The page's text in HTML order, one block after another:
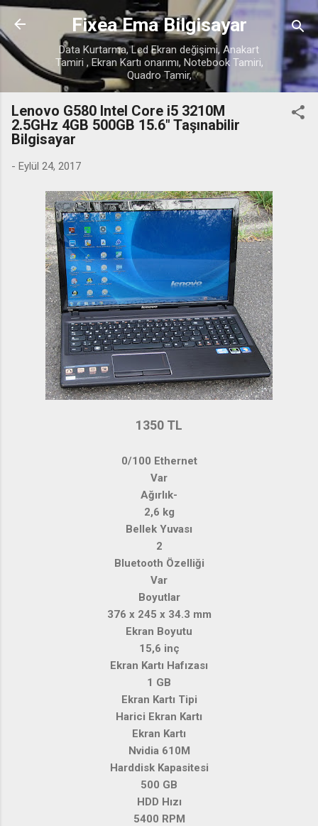
Ana içeriğe atla
Fixea Ema Bilgisayar
Data Kurtarma, Lcd Ekran değişimi, Anakart
Tamiri , Ekran Kartı onarımı, Notebook Tamiri,
Quadro Tamir,
Lenovo G580 Intel Core i5 3210M
2.5GHz 4GB 500GB 15.6" Taşınabilir
Bilgisayar
- Eylül 24, 2017
1350 TL
0/100 Ethernet
Var
Ağırlık-
2,6 kg
Bellek Yuvası
2
Bluetooth Özelliği
Var
Boyutlar
376 x 245 x 34.3 mm
Ekran Boyutu
15,6 inç
Ekran Kartı Hafızası
1 GB
Ekran Kartı Tipi
Harici Ekran Kartı
Ekran Kartı
Nvidia 610M
Harddisk Kapasitesi
500 GB
HDD Hızı
5400 RPM